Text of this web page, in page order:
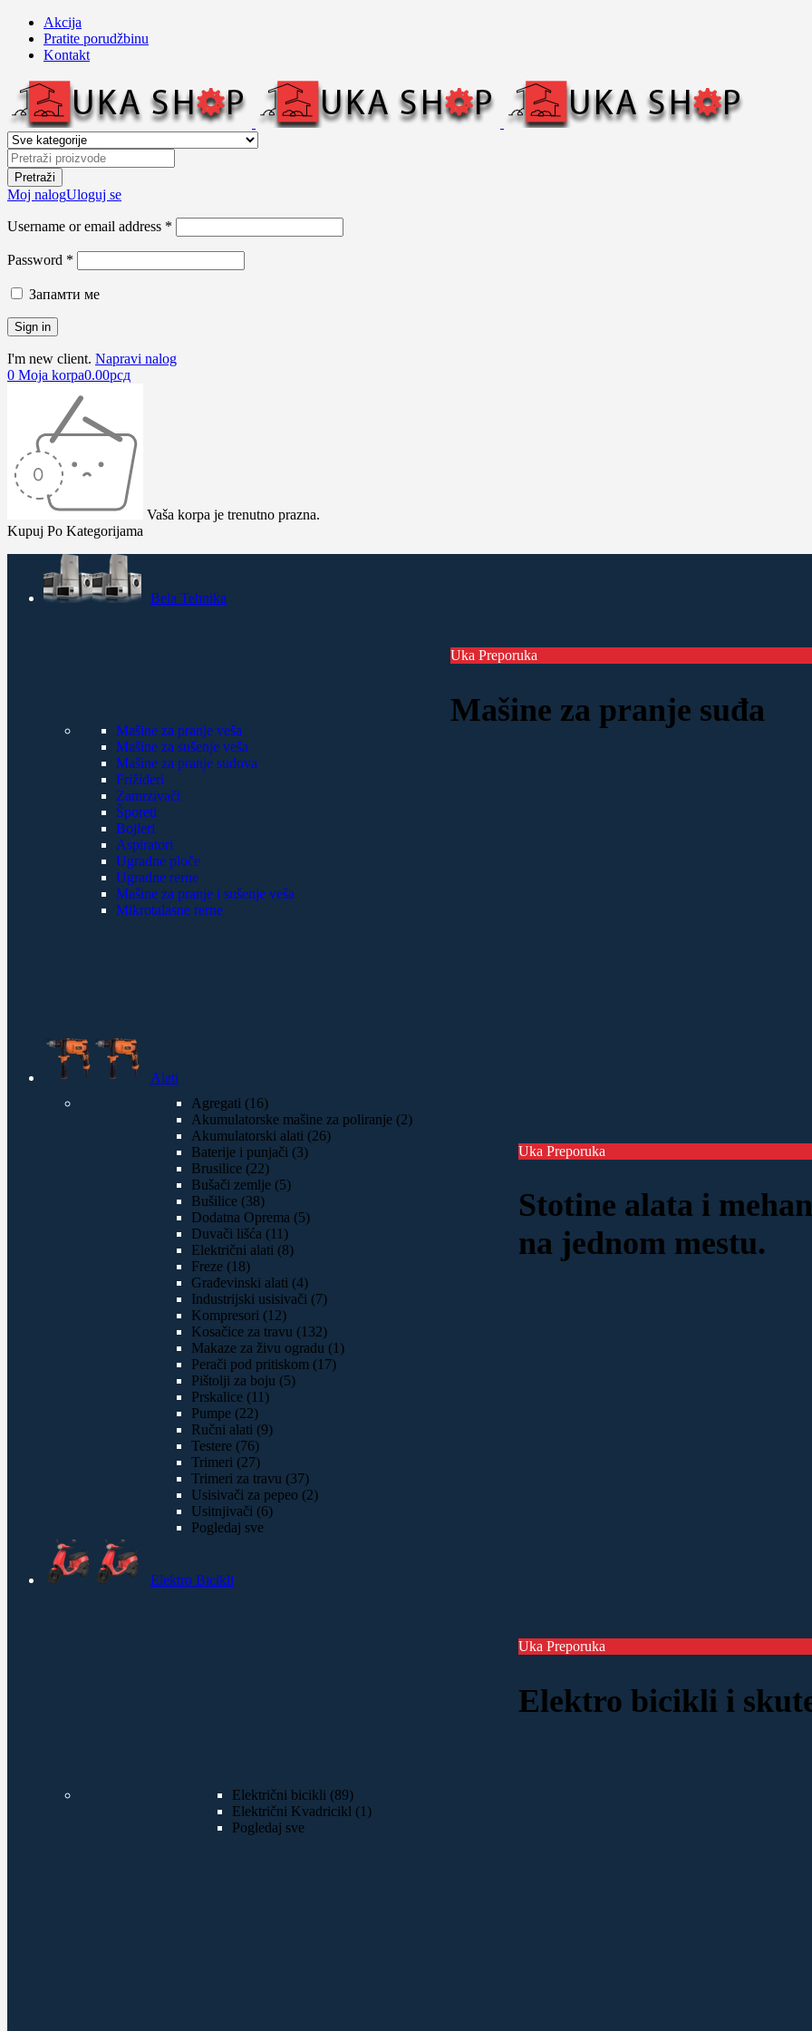
Akcija
Pratite porudžbinu
Kontakt
Moj nalogUloguj se
Username or email address *
Password *
Запамти ме
I'm new client. Napravi nalog
0 Moja korpa0.00рсд
Vaša korpa je trenutno prazna.
Kupuj Po Kategorijama
Bela Tehnika
Mašine za pranje veša
Mašine za sušenje veša
Mašine za pranje sudova
Frižideri
Zamrzivači
Šporeti
Bojleri
Aspiratori
Ugradne ploče
Ugradne rerne
Mašine za pranje i sušenje veša
Mikrotalasne rerne
Uka Preporuka
Mašine za pranje suđa
Alati
Agregati (16)
Akumulatorske mašine za poliranje (2)
Akumulatorski alati (26)
Baterije i punjači (3)
Brusilice (22)
Bušači zemlje (5)
Bušilice (38)
Dodatna Oprema (5)
Duvači lišća (11)
Električni alati (8)
Freze (18)
Građevinski alati (4)
Industrijski usisivači (7)
Kompresori (12)
Kosačice za travu (132)
Makaze za živu ogradu (1)
Perači pod pritiskom (17)
Pištolji za boju (5)
Prskalice (11)
Pumpe (22)
Ručni alati (9)
Testere (76)
Trimeri (27)
Trimeri za travu (37)
Usisivači za pepeo (2)
Usitnjivači (6)
Pogledaj sve
Uka Preporuka
Stotine alata i
na jednom mestu.
Elektro Bicikli
Električni bicikli (89)
Električni Kvadricikl (1)
Pogledaj sve
Uka Preporuka
Elektro bicikli i